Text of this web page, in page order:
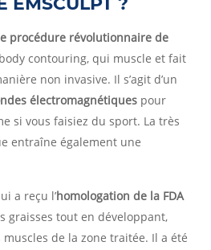
procédure révolutionnaire de
contouring, qui muscle et fait
non invasive. Il s’agit d’un
électromagnétiques pour
si vous faisiez du sport. La très
entraîne également une
a reçu l’homologation de la FDA
graisses tout en développant,
de la zone traitée. Il a été